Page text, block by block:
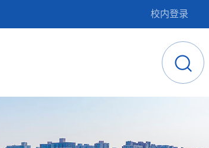
校内登录